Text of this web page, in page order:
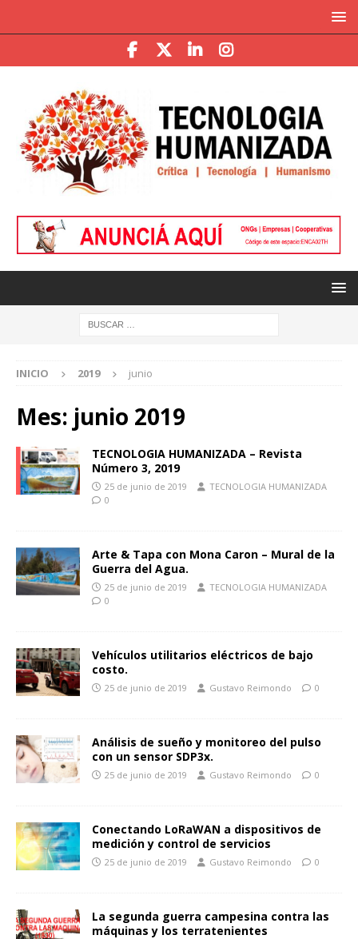
INICIO 2019 junio
Mes: junio 2019
TECNOLOGIA HUMANIZADA – Revista
Número 3, 2019
25 de junio de 2019
TECNOLOGIA HUMANIZADA
0
Arte & Tapa con Mona Caron – Mural de la
Guerra del Agua.
25 de junio de 2019
TECNOLOGIA HUMANIZADA
0
Vehículos utilitarios eléctricos de bajo
costo.
25 de junio de 2019 Gustavo Reimondo 0
Análisis de sueño y monitoreo del pulso
con un sensor SDP3x.
25 de junio de 2019 Gustavo Reimondo 0
Conectando LoRaWAN a dispositivos de
medición y control de servicios
25 de junio de 2019 Gustavo Reimondo 0
La segunda guerra campesina contra las
máquinas y los terratenientes